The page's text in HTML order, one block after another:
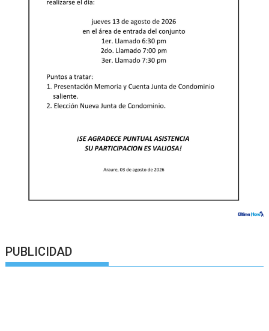
PUBLICIDAD